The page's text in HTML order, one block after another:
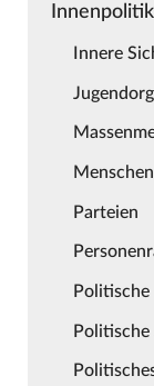
Innenpolitik
Innere
Parteien
Politische